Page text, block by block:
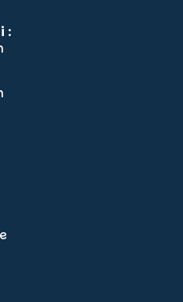
nous utilisons des technologies
: